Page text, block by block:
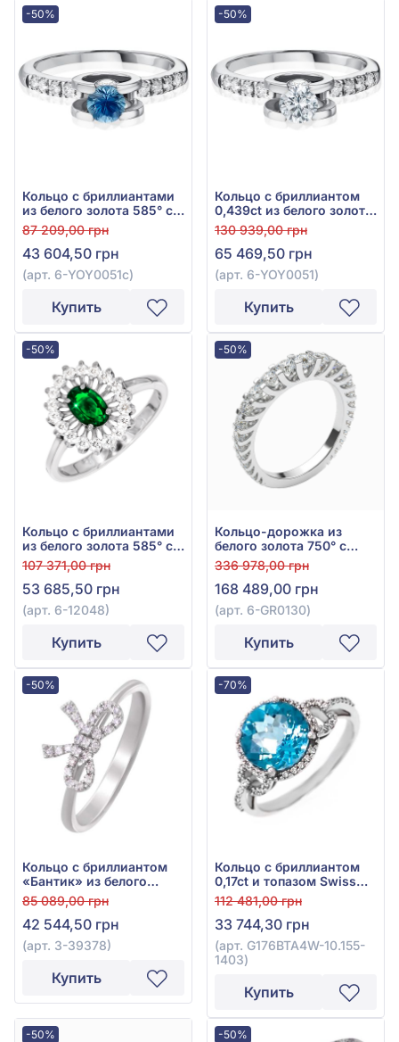
-50%
Кольцо с бриллиантами
из белого золота 585° с
бриллиантом 0,204ct и
синим сапфиром 0,215ct,
арт. 6-YOY0051с
87 209,00 грн
43 604,50 грн
(арт. 6-YOY0051с)
Купить
-50%
Кольцо с бриллиантом
0,439ct из белого золота
585°, арт. 6-YOY0051
130 939,00 грн
65 469,50 грн
(арт. 6-YOY0051)
Купить
-50%
Кольцо с бриллиантами
из белого золота 585° с
бриллиантом 0,22ct и
зелёным изумрудом
0,37ct, арт. 6-12048
107 371,00 грн
53 685,50 грн
(арт. 6-12048)
Купить
-50%
Кольцо-дорожка из
белого золота 750° с
бриллиантами 1,54ct,
арт. 6-GR0130
336 978,00 грн
168 489,00 грн
(арт. 6-GR0130)
Купить
-50%
Кольцо с бриллиантом
«Бантик» из белого
золота 750°, бриллиант
0,07ct, арт. 3-39378
85 089,00 грн
42 544,50 грн
(арт. 3-39378)
Купить
-70%
Кольцо с бриллиантом
0,17ct и топазом Swiss
Blue 2,9ct из белого
золота 585°, арт.
G176BTA4W-10.155-1403
112 481,00 грн
33 744,30 грн
(арт. G176BTA4W-10.155-
1403)
Купить
-50% -50%